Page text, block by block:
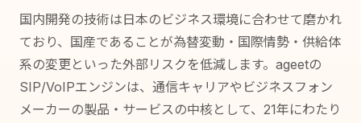
国内開発の技術は日本のビジネス環境に合わせて磨かれ
ており、国産であることが為替変動・国際情勢・供給体
系の変更といった外部リスクを低減します。ageetの
SIP/VoIPエンジンは、通信キャリアやビジネスフォン
メーカーの製品・サービスの中核として、21年にわたり